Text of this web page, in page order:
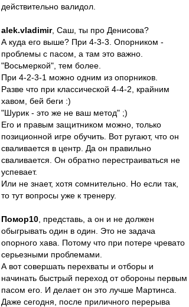
действительно валидол.
alek.vladimir, Саш, ты про Денисова?
А куда его выше? При 4-3-3. Опорником -
проблемы с пасом, а там это важно.
"Восьмеркой", тем более.
При 4-2-3-1 можно одним из опорников.
Разве что при классической 4-4-2, крайним
хавом, бей беги :)
"Шурик - это же не ваш метод" ;)
Его и правым защитником можно, только
позиционной игре обучить. Вот ругают, что он
сваливается в центр. Да он правильно
сваливается. Он обратно перестраиваться не
успевает.
Или не знает, хотя сомнительно. Но если так,
то тут вопросы уже к тренеру.
Помор10 , представь, а он и не должен
обыгрывать один в один. Это не задача
опорного хава. Потому что при потере чревато
серьезными проблемами.
А вот совершать перехваты и отборы и
начинать быстрый переход от обороны первым
пасом его. И делает он это лучше Мартинса.
Даже сегодня, после приличного перерыва